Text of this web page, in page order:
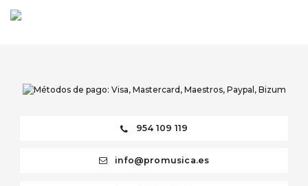
954 109 119
info@promusica.es